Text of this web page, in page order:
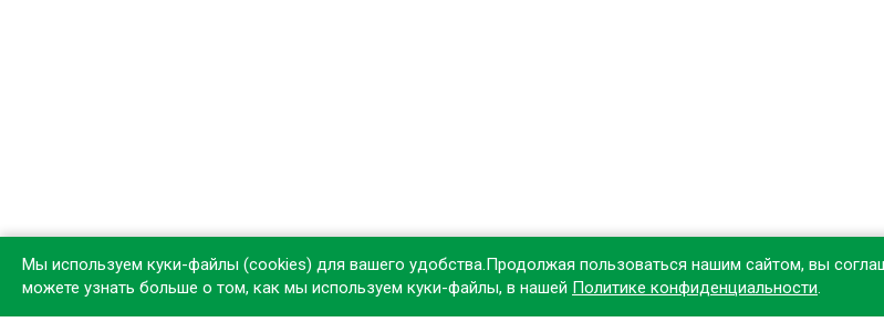
Установите наше приложение, чтобы делать
Мы используем куки-файлы (cookies) для вашего удобства.Продолжая пользоваться нашим сайтом, вы
можете узнать больше о том, как мы используем куки-файлы, в нашей Политике конфиденциальности.